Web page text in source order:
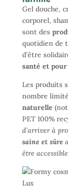
Gel douche,
corporel,
sont des
quotidien de
d’être
santé et
Les produits
nombre
naturelle
PET 100%
d’arriver à
saine et sûre
être